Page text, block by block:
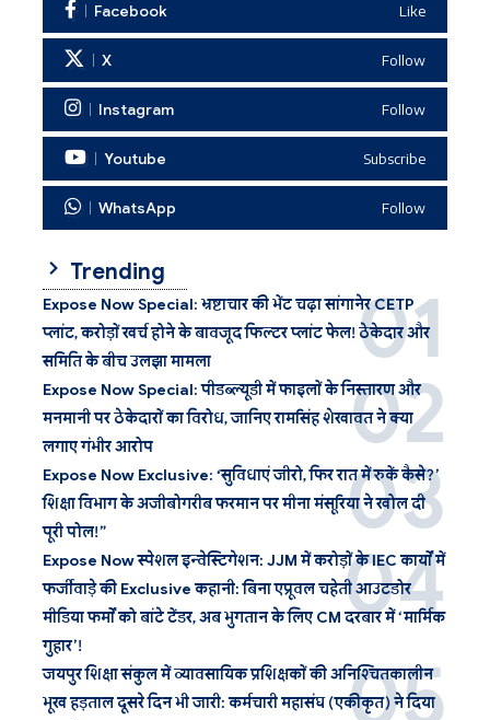
Facebook Like
X Follow
Instagram Follow
Youtube Subscribe
WhatsApp Follow
Trending
Expose Now Special: भ्रष्टाचार की भेंट चढ़ा सांगानेर CETP
प्लांट, करोड़ों खर्च होने के बावजूद फिल्टर प्लांट फेल! ठेकेदार और
समिति के बीच उलझा मामला
Expose Now Special: पीडब्ल्यूडी में फाइलों के निस्तारण और
मनमानी पर ठेकेदारों का विरोध, जानिए रामसिंह शेखावत ने क्या
लगाए गंभीर आरोप
Expose Now Exclusive: ‘सुविधाएं जीरो, फिर रात में रुकें कैसे?’
शिक्षा विभाग के अजीबोगरीब फरमान पर मीना मंसूरिया ने खोल दी
पूरी पोल!”
Expose Now स्पेशल इन्वेस्टिगेशन: JJM में करोड़ों के IEC कार्यों में
फर्जीवाड़े की Exclusive कहानी: बिना एप्रूवल चहेती आउटडोर
मीडिया फर्मों को बांटे टेंडर, अब भुगतान के लिए CM दरबार में ‘मार्मिक
गुहार’!
जयपुर शिक्षा संकुल में व्यावसायिक प्रशिक्षकों की अनिश्चितकालीन
भूख हड़ताल दूसरे दिन भी जारी: कर्मचारी महासंघ (एकीकृत) ने दिया